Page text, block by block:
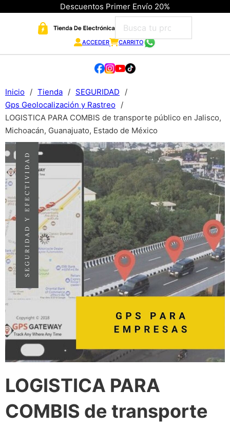
Descuentos Primer Envío 20%
ACCEDER CARRITO
Inicio / Tienda / SEGURIDAD
/
Gps Geolocalización y Rastreo /
LOGISTICA PARA COMBIS de transporte público en Jalisco,
Michoacán, Guanajuato, Estado de México
LOGISTICA PARA
COMBIS de transporte